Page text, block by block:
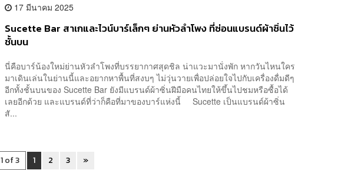
17 มีนาคม 2025
Sucette Bar สาเกและไวน์บาร์เล็กๆ ย่านหัวลำโพง ที่ซ่อนแบรนด์ผ้าซิ่นไว้
ชั้นบน
นี่คือบาร์น้องใหม่ย่านหัวลำโพงที่บรรยากาศสุดชิล น่าแวะมานั่งพัก หากวันไหนใคร
มาเดินเล่นในย่านนี้และอยากหาพื้นที่สงบๆ ไม่วุ่นวายเพื่อปล่อยใจไปกับเครื่องดื่มดีๆ
อีกทั้งชั้นบนของ Sucette Bar ยังมีแบรนด์ผ้าซิ่นฝีมือคนไทยให้ขึ้นไปชมหรือซื้อได้
เลยอีกด้วย และแบรนด์ที่ว่าก็คือที่มาของบาร์แห่งนี้ Sucette เป็นแบรนด์ผ้าซิ่น
สั...
1 of 3 1 2 3 »